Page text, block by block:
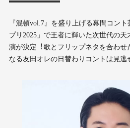
『混頓vol.7』を盛り上げる幕間コン
プリ2025」で王者に輝いた次世代の
演が決定︕歌とフリップネタを合わせ
なる友⽥オレの⽇替わりコントは⾒逃